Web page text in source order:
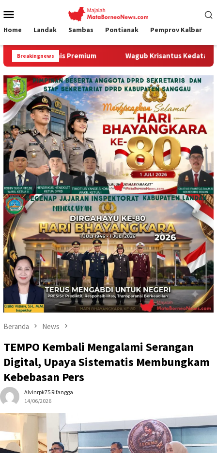
ke
Mobile
Home Landak Sambas Pontianak Pemprov Kalbar
Breakingnews
Wagub Krisantus Kedatangan Kepala Staf
Beranda News
TEMPO Kembali Mengalami Serangan
Digital, Upaya Sistematis Membungkam
Kebebasan Pers
Alvinrpk75 Rifangga
14/06/2026